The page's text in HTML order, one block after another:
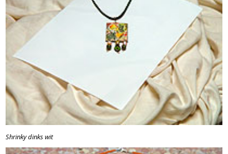
Shrinky dinks wit